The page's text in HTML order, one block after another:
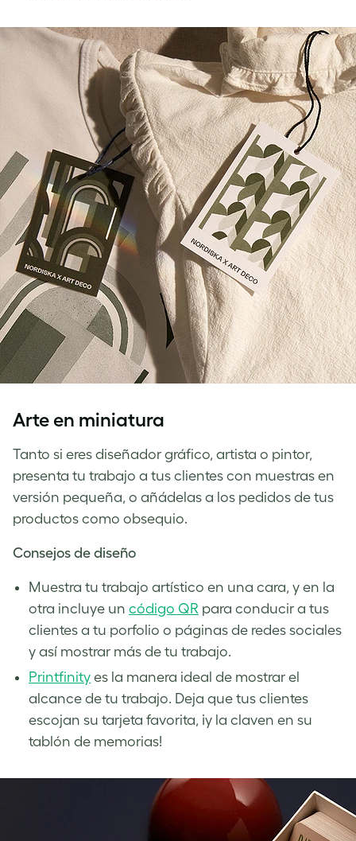
Arte en miniatura
Tanto si eres diseñador gráfico, artista o pintor,
presenta tu trabajo a tus clientes con muestras en
versión pequeña, o añádelas a los pedidos de tus
productos como obsequio.
Consejos de diseño
Muestra tu trabajo artístico en una cara, y en la
otra incluye un código QR para conducir a tus
clientes a tu porfolio o páginas de redes sociales
y así mostrar más de tu trabajo.
Printfinity es la manera ideal de mostrar el
alcance de tu trabajo. Deja que tus clientes
escojan su tarjeta favorita, ¡y la claven en su
tablón de memorias!